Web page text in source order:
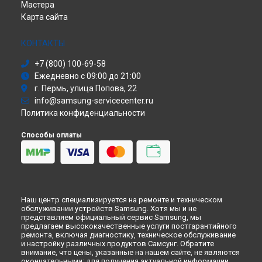
Ремонт принтера SCX-5530FN Samsung в
Ремонт принтера SCX-5530FN Samsung в
Сабвуфер
Холодильник
Моноблок
Атс
Смарт-часы
Варочная панель
Посудомоечная машина
Морозильная камера
Кондиционер
Духовой шкаф
Вытяжка
Мастера
Карта сайта
КОНТАКТЫ
+7 (800) 100-69-58
Ежедневно с 09:00 до 21:00
г. Пермь, улица Попова, 22
info@samsung-servicecenter.ru
Политика конфиденциальности
Способы оплаты
Наш центр специализируется на ремонте и техническом
обслуживании устройств Samsung. Хотя мы и не
представляем официальный сервис Samsung, мы
предлагаем высококачественные услуги постгарантийного
ремонта, включая диагностику, техническое обслуживание
и настройку различных продуктов Самсунг. Обратите
внимание, что цены, указанные на нашем сайте, не являются